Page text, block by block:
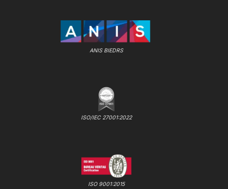
ANIS BIEDRS
ISO/IEC 27001:2022
ISO 9001:2015